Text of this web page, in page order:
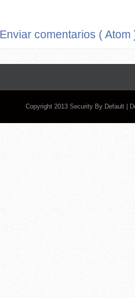
Enviar comentarios ( Atom
Copyright 2013 Security By Default |